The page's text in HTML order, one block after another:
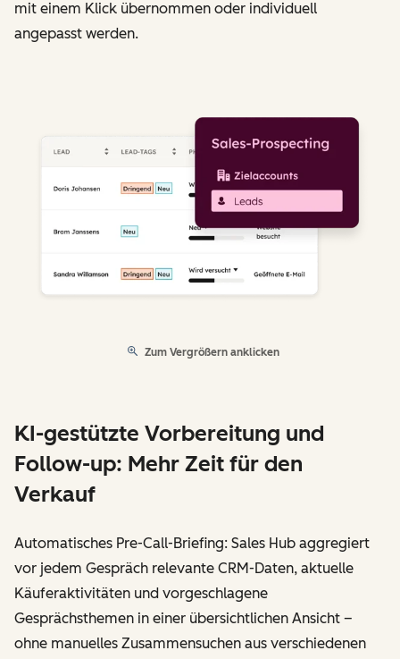
mit einem Klick übernommen oder individuell
angepasst werden.
Zum Vergrößern anklicken
KI-gestützte Vorbereitung und
Follow-up: Mehr Zeit für den
Verkauf
Automatisches Pre-Call-Briefing: Sales Hub aggregiert
vor jedem Gespräch relevante CRM-Daten, aktuelle
Käuferaktivitäten und vorgeschlagene
Gesprächsthemen in einer übersichtlichen Ansicht –
ohne manuelles Zusammensuchen aus verschiedenen